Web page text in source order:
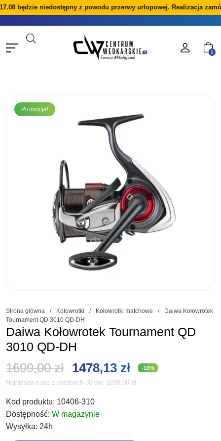
będzie niedostępny z powodu przerwy urlopowej. Realizacja
0
Promocja!
Strona główna / Kołowrotki / Kołowrotki matchowe /
Daiwa Kołowrotek
Tournament QD 3010 QD-DH
Daiwa Kołowrotek Tournament QD
3010 QD-DH
1699,00zł Pierwotna
cena
wynosiła:
1478,13 złAktualna
cena
-13%
Najniższa cena z ostatnich 30 dni: 1699,00 zł
Kod produktu: 10406-310
Dostępność: W magazynie
Wysyłka: 24h